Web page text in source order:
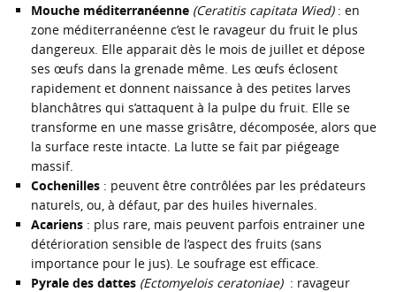
Mouche méditerranéenne (Ceratitis capitata Wied): en
zone méditerranéenne c’est le ravageur du fruit le plus
dangereux. Elle apparait dès le mois de juillet et dépose
ses œufs dans la grenade même. Les œufs éclosent
rapidement et donnent naissance à des petites larves
blanchâtres qui s’attaquent à la pulpe du fruit. Elle se
transforme en une masse grisâtre, décomposée, alors que
la surface reste intacte. La lutte se fait par piégeage
massif.
Cochenilles : peuvent être contrôlées par les prédateurs
naturels, ou, à défaut, par des huiles hivernales.
Acariens : plus rare, mais peuvent parfois entrainer une
détérioration sensible de l’aspect des fruits (sans
importance pour le jus). Le soufrage est efficace.
Pyrale des dattes (Ectomyelois ceratoniae) : ravageur